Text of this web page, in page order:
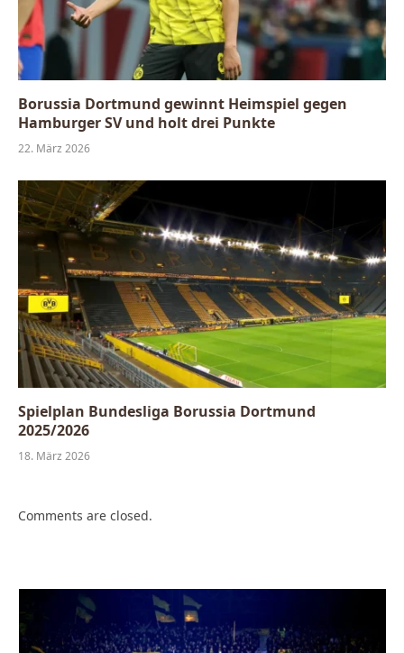
Borussia Dortmund gewinnt Heimspiel gegen
Hamburger SV und holt drei Punkte
22. März 2026
Spielplan Bundesliga Borussia Dortmund
2025/2026
18. März 2026
Comments are closed.